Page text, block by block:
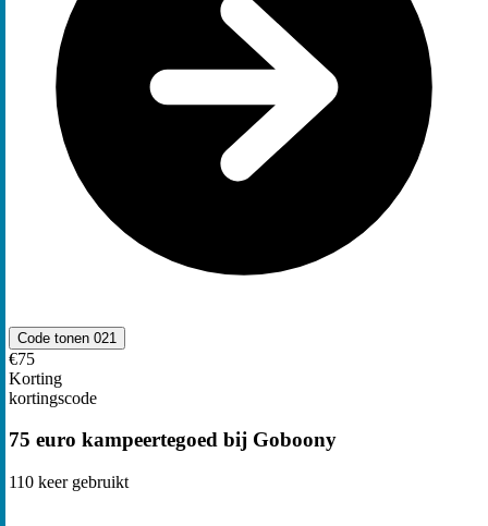
Code tonen 021
€75
Korting
kortingscode
75 euro kampeertegoed bij Goboony
110 keer gebruikt